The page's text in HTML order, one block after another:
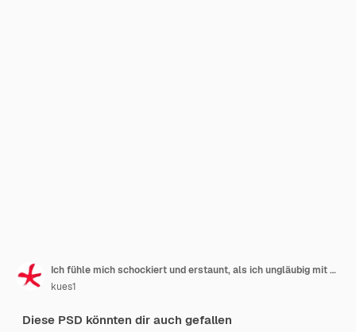
Ich fühle mich schockiert und erstaunt, als ich ungläubig mit offenem Mund Gesicht an Hand halte
kues1
Diese PSD könnten dir auch gefallen